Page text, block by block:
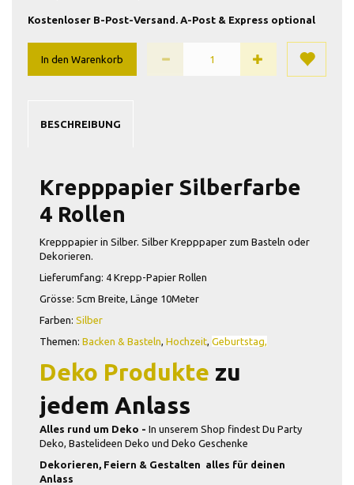
Kostenloser B-Post-Versand. A-Post & Express optional
In den Warenkorb
BESCHREIBUNG
Krepppapier Silberfarbe
4 Rollen
Krepppapier in Silber. Silber Krepppaper zum Basteln oder
Dekorieren.
Lieferumfang: 4 Krepp-Papier Rollen
Grösse: 5cm Breite, Länge 10Meter
Farben: Silber
Themen: Backen & Basteln, Hochzeit, Geburtstag,
Deko Produkte zu
jedem Anlass
Alles rund um Deko - In unserem Shop findest Du Party
Deko, Bastelideen Deko und Deko Geschenke
Dekorieren, Feiern & Gestalten  alles für deinen
Anlass